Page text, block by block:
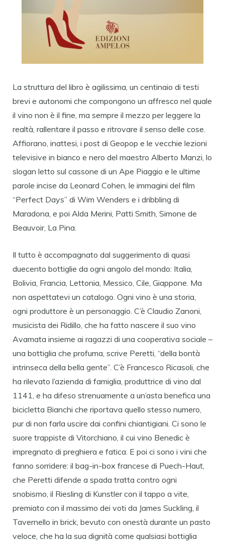
La struttura del libro è agilissima, un centinaio di testi
brevi e autonomi che compongono un affresco nel quale
il vino non è il fine, ma sempre il mezzo per leggere la
realtà, rallentare il passo e ritrovare il senso delle cose.
Affiorano, inattesi, i post di Geopop e le vecchie lezioni
televisive in bianco e nero del maestro Alberto Manzi, lo
slogan letto sul cassone di un Ape Piaggio e le ultime
parole incise da Leonard Cohen, le immagini del film
“Perfect Days” di Wim Wenders e i dribbling di
Maradona, e poi Alda Merini, Patti Smith, Simone de
Beauvoir, La Pina.
Il tutto è accompagnato dal suggerimento di quasi
duecento bottiglie da ogni angolo del mondo: Italia,
Bolivia, Francia, Lettonia, Messico, Cile, Giappone. Ma
non aspettatevi un catalogo. Ogni vino è una storia,
ogni produttore è un personaggio. C’è Claudio Zanoni,
musicista dei Ridillo, che ha fatto nascere il suo vino
Avamata insieme ai ragazzi di una cooperativa sociale –
una bottiglia che profuma, scrive Peretti, “della bontà
intrinseca della bella gente”. C’è Francesco Ricasoli, che
ha rilevato l’azienda di famiglia, produttrice di vino dal
1141, e ha difeso strenuamente a un’asta benefica una
bicicletta Bianchi che riportava quello stesso numero,
pur di non farla uscire dai confini chiantigiani. Ci sono le
suore trappiste di Vitorchiano, il cui vino Benedic è
impregnato di preghiera e fatica. E poi ci sono i vini che
fanno sorridere: il bag-in-box francese di Puech-Haut,
che Peretti difende a spada tratta contro ogni
snobismo, il Riesling di Kunstler con il tappo a vite,
premiato con il massimo dei voti da James Suckling, il
Tavernello in brick, bevuto con onestà durante un pasto
veloce, che ha la sua dignità come qualsiasi bottiglia